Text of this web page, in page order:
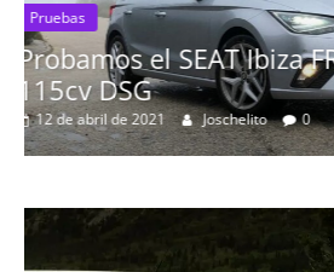
TSI
Pruebas
19 de abril de 2020